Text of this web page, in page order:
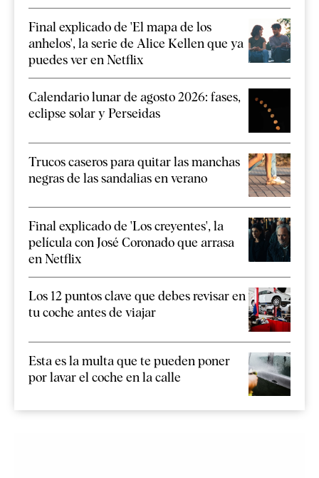
Final explicado de 'El mapa de los
anhelos', la serie de Alice Kellen que ya
puedes ver en Netflix
Calendario lunar de agosto 2026: fases,
eclipse solar y Perseidas
Trucos caseros para quitar las manchas
negras de las sandalias en verano
Final explicado de 'Los creyentes', la
película con José Coronado que arrasa
en Netflix
Los 12 puntos clave que debes revisar en
tu coche antes de viajar
Esta es la multa que te pueden poner
por lavar el coche en la calle